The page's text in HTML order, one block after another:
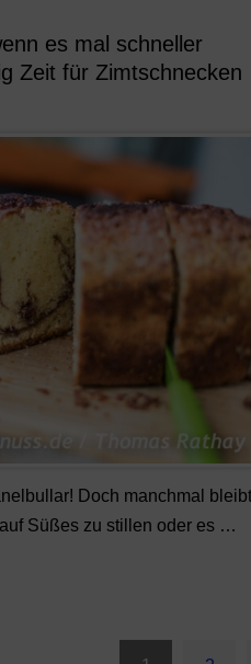
es mal schneller
Zeit für Zimtschnecken
Doch manchmal bleibt
Süßes zu stillen oder es …